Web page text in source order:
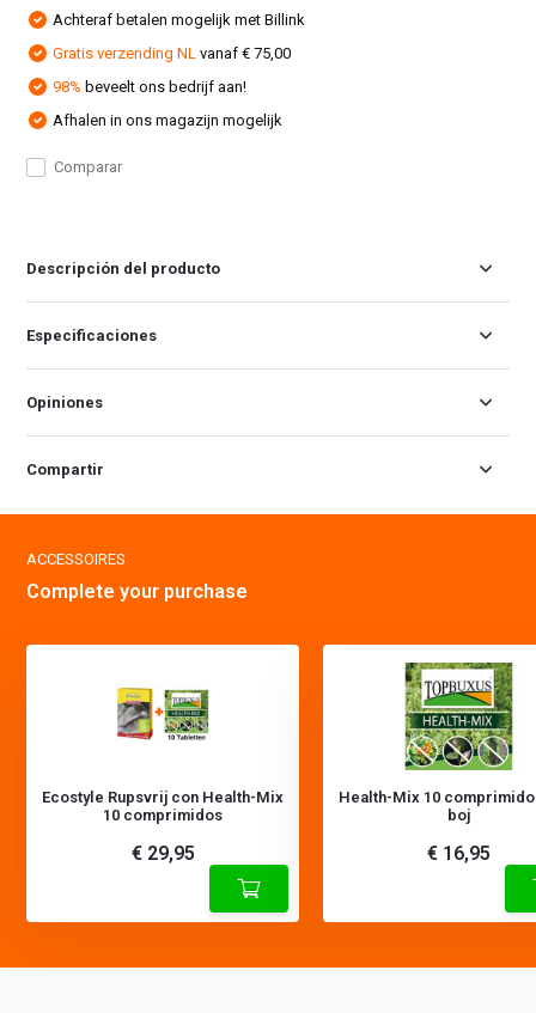
Achteraf betalen mogelijk met Billink
Gratis verzending NL vanaf € 75,00
98% beveelt ons bedrijf aan!
Afhalen in ons magazijn mogelijk
Comparar
Descripción del producto
Especificaciones
Opiniones
Compartir
ACCESSOIRES
Complete your purchase
Ecostyle Rupsvrij con Health-Mix
10 comprimidos
€ 29,95
Health-Mix 10
boj
€ 16,95